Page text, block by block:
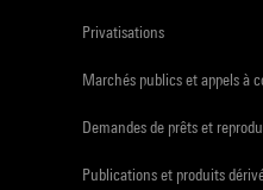
Privatisations
Marchés publics et appels à
Demandes de prêts et
Publications et produits